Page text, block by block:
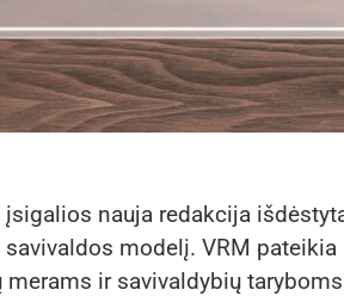
nauja redakcija
modelį. VRM
ir savivaldybių